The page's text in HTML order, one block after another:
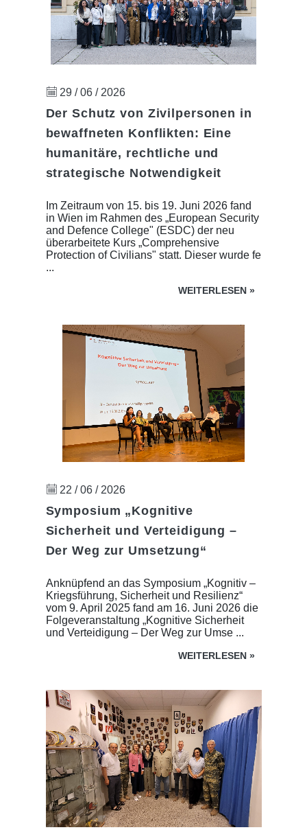
29 / 06 / 2026
Der Schutz von Zivilpersonen in
bewaffneten Konflikten: Eine
humanitäre, rechtliche und
strategische Notwendigkeit
Im Zeitraum von 15. bis 19. Juni 2026 fand
in Wien im Rahmen des „European Security
and Defence College" (ESDC) der neu
überarbeitete Kurs „Comprehensive
Protection of Civilians" statt. Dieser wurde fe
...
WEITERLESEN »
22 / 06 / 2026
Symposium „Kognitive
Sicherheit und Verteidigung –
Der Weg zur Umsetzung“
Anknüpfend an das Symposium „Kognitiv –
Kriegsführung, Sicherheit und Resilienz“
vom 9. April 2025 fand am 16. Juni 2026 die
Folgeveranstaltung „Kognitive Sicherheit
und Verteidigung – Der Weg zur Umse ...
WEITERLESEN »